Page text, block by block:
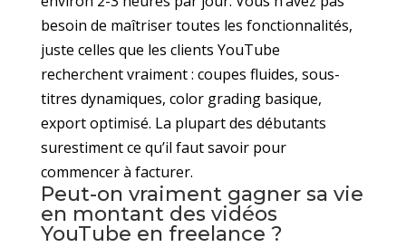
besoin de maîtriser toutes les fonctionnalités,
juste celles que les clients YouTube
recherchent vraiment : coupes fluides, sous-
titres dynamiques, color grading basique,
export optimisé. La plupart des débutants
surestiment ce qu’il faut savoir pour
commencer à facturer.
Peut-on vraiment gagner sa vie
en montant des vidéos
YouTube en freelance ?